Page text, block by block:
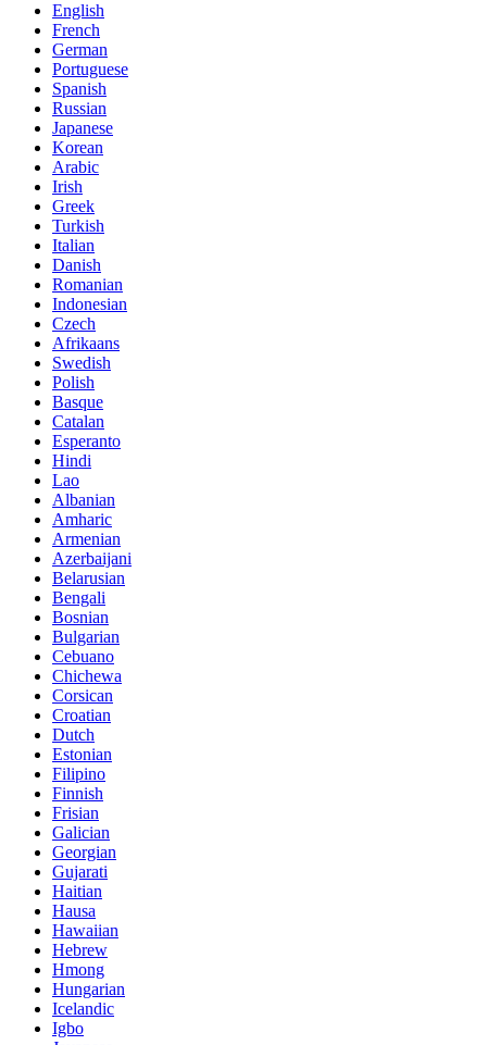
English
French
German
Portuguese
Spanish
Russian
Japanese
Korean
Arabic
Irish
Greek
Turkish
Italian
Danish
Romanian
Indonesian
Czech
Afrikaans
Swedish
Polish
Basque
Catalan
Esperanto
Hindi
Lao
Albanian
Amharic
Armenian
Azerbaijani
Belarusian
Bengali
Bosnian
Bulgarian
Cebuano
Chichewa
Corsican
Croatian
Dutch
Estonian
Filipino
Finnish
Frisian
Galician
Georgian
Gujarati
Haitian
Hausa
Hawaiian
Hebrew
Hmong
Hungarian
Icelandic
Igbo